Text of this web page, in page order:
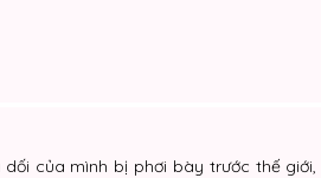
dối của mình bị phơi bày trước thế